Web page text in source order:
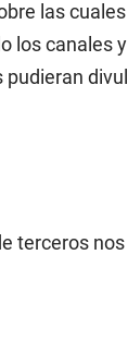
las
los canales
terceros